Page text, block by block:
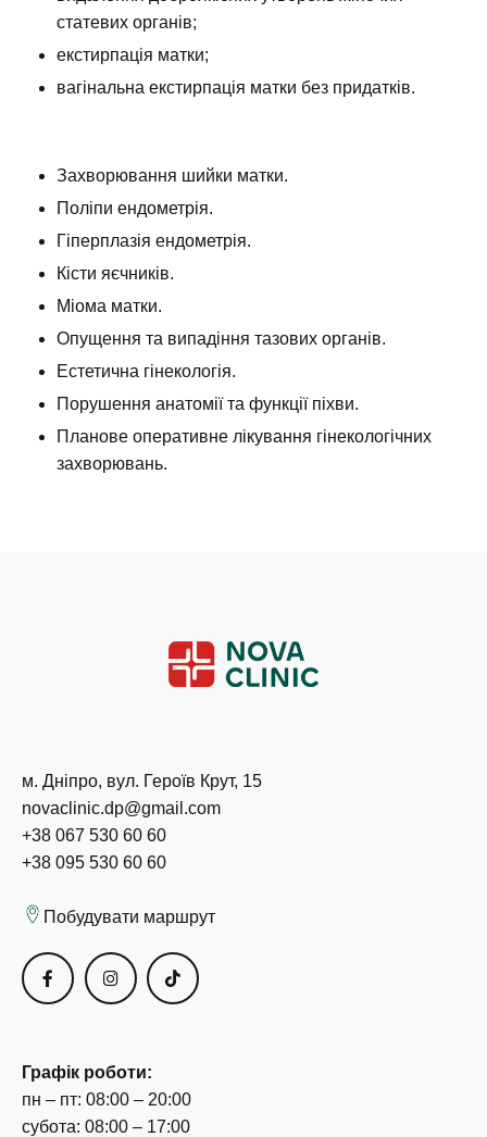
статевих органів;
екстирпація матки;
вагінальна екстирпація матки без придатків.
Захворювання шийки матки.
Поліпи ендометрія.
Гіперплазія ендометрія.
Кісти яєчників.
Міома матки.
Опущення та випадіння тазових органів.
Естетична гінекологія.
Порушення анатомії та функції піхви.
Планове оперативне лікування гінекологічних
захворювань.
м. Дніпро, вул. Героїв Крут, 15
novaclinic.dp@gmail.com
+38 067 530 60 60
+38 095 530 60 60
Побудувати маршрут
Графік роботи:
пн – пт: 08:00 – 20:00
субота: 08:00 – 17:00